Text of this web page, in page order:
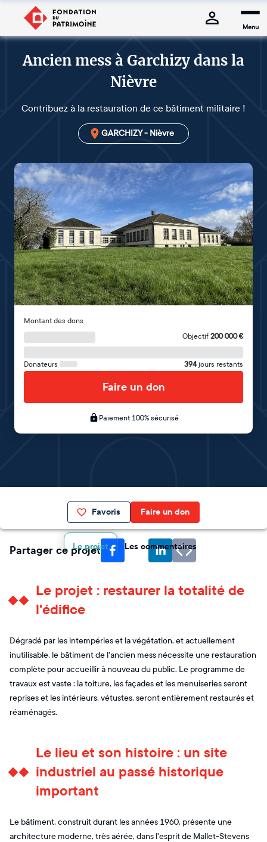
Menu
Ancien mess à Garchizy dans la
Nièvre
Contribuez à la restauration de ce bâtiment militaire !
GARCHIZY - Nièvre
Montant des dons
Objectif 200 000€
Donateurs 394 jours restants
Faire un don
Paiement 100% sécurisé
Favoris Faire un don
Le projet Les commentaires
Partager ce projet
Le projet : restaurer la totalité de
l'édifice
Dégradé par les intempéries et la végétation, et actuellement
inutilisable, le bâtiment de l'ancien mess nécessite une restauration
complète pour accueillir à nouveau du public. Le programme de
travaux est vaste : la toiture, les façades et les menuiseries seront
reprises et les intérieurs, vétustes, seront entièrement restaurés et
réaménagés.
Le lieu et son histoire : un site
industriel au passé historique
important
Le bâtiment, construit durant les années 1960, présente une
architecture moderne, très aérée, dans l'esprit de Mallet-Stevens